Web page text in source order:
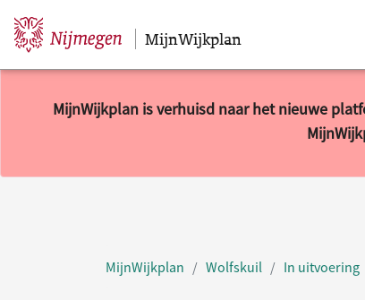
Sla navigatie over MijnWijkplan
MijnWijkplan is verhuisd naar het nieuwe
MijnWijkplan Wolfskuil In uitvoering